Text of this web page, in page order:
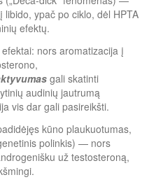
ypač po ciklo, dėl HPTA
efektų.
nors aromatizacija į
gali skatinti
audinių jautrumą
vis dar gali pasireikšti.
kūno plaukuotumas,
polinkis) — nors
už testosteroną,